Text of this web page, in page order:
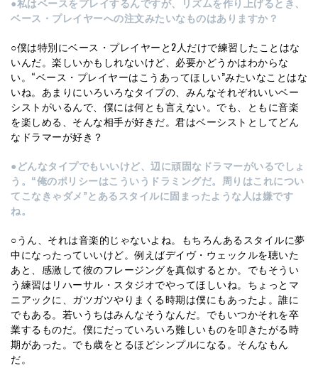
ベース・プレイヤーへの注文みたいなものはありますか？
○僕は特別にベース・プレイヤーと2人だけで練習したことはな
いんだ。楽しいかもしれないけど、必要かどうかはわからな
い。“ベース・プレイヤーはこうあってほしい”みたいなことはな
いね。あまりにいろいろなタイプの、みんなそれぞれいいベー
シストがいるんで、僕には何とも言えない。でも、ともに音楽
を楽しめる、そんな相手が好きだ。君はベーシストとしてどん
なドラマーが好き？
●どんなタイプでもいいけど、辺に頑固なドラマーがいるでしょ
う。“俺のポリシーはこういうドラミングだ。周りはこれについ
てこなきゃダメ”とあるスタイルに固まったような人は嫌です
ね。
○うん、それは音楽的じゃないよね。もちろんあるスタイルに夢
中になったっていいけど。例えばデイヴ・ウェックルを聴いた
あと、感激して彼のフレージングを真似するとか。でもそうい
う練習はリハーサル・スタジオでやってほしいね。ちょっとマ
ニアックに、ガツガツやりまくる時期は僕にもあったよ。誰に
でもある。若いうちはみんなそうなんだ。でもいつかそれを卒
業するものだ。僕にだっていろいろ難しいものを叩きたがる時
期があった。でも歳をとるほどシンプルになる。そんなもん
だ。